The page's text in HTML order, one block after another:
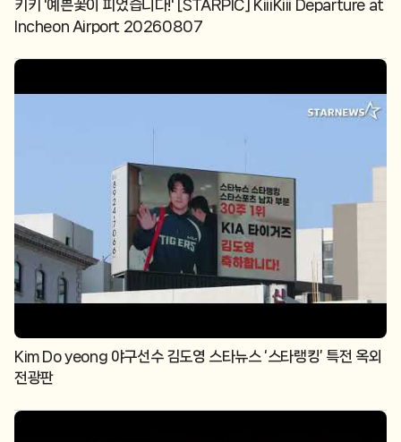
키키 '예쁜꽃이 피었습니다!' [STARPIC] KiiiKiii Departure at
Incheon Airport 20260807
Kim Do yeong 야구선수 김도영 스타뉴스 ‘스타랭킹’ 특전 옥외
전광판